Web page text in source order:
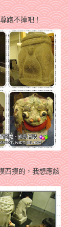
跑不掉吧！
西摸的，我想應該